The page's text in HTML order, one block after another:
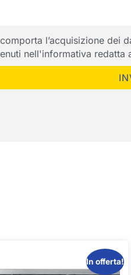
l’acquisizione dei
nell'informativa redatta
In offerta!